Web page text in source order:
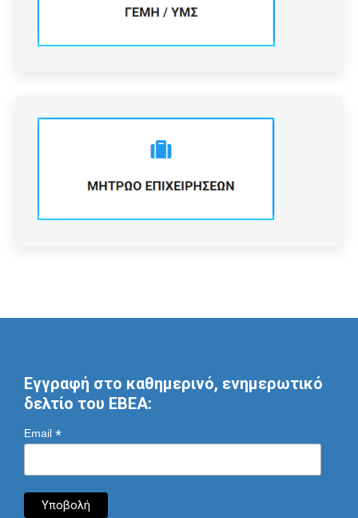
Εγγραφή στο καθημερινό, ενημερωτικό
δελτίο του ΕΒΕΑ:
Email *